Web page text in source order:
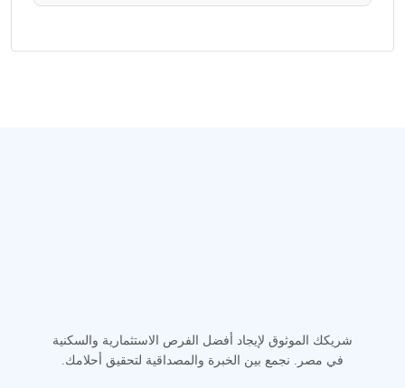
شريكك الموثوق لإيجاد أفضل الفرص الاستثمارية والسكنية
في مصر. نجمع بين الخبرة والمصداقية لتحقيق أحلامك.